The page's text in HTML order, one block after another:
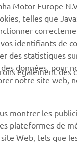
(en)
(en)
des
Motor Europe
telles que
identifiants de
des statistiques
données, pour
notre site web,
également des
montrer les
plateformes de
Web, tels que